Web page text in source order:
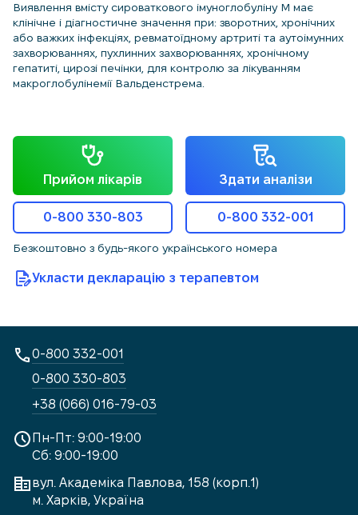
Виявлення вмісту сироваткового імуноглобуліну М має
клінічне і діагностичне значення при: зворотних, хронічних
або важких інфекціях, ревматоїдному артриті та аутоімунних
захворюваннях, пухлинних захворюваннях, хронічному
гепатиті, цирозі печінки, для контролю за лікуванням
макроглобулінемії Вальденстрема.
Прийом лікарів Здати аналізи
0-800 330-803 0-800 332-001
Безкоштовно з будь-якого українського номера
Укласти декларацію з терапевтом
Пн-Пт: 9:00-19:00
Сб: 9:00-19:00
вул. Академіка Павлова, 158 (корп.1)
м. Харків, Україна
0-800 332-001
0-800 330-803
+38 (066) 016-79-03